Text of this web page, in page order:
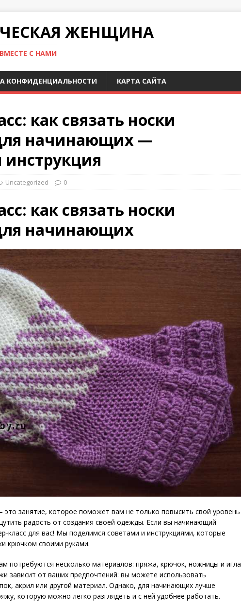
ЖЕНЩИНА
С НАМИ
КОНФИДЕНЦИАЛЬНОСТИ КАРТА САЙТА
как связать носки
начинающих —
Uncategorized 0
как связать носки
начинающих
занятие, которое поможет вам не только повысить свой уровень
радость от создания своей одежды. Если вы начинающий
класс для вас! Мы поделимся советами и инструкциями, которые
крючком своими руками.
потребуются несколько материалов: пряжа, крючок, ножницы и игла
зависит от ваших предпочтений: вы можете использовать
акрил или другой материал. Однако, для начинающих лучше
которую можно легко разглядеть и с ней удобнее работать.